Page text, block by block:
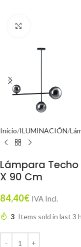
Inicio ILUMINACIÓN
Lámpara
X 90 Cm
84,40€ IVA Incl.
3 Items sold in last 3